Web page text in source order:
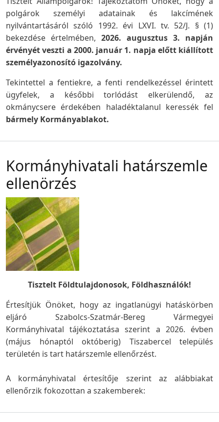
polgárok személyi adatainak és lakcímének
nyilvántartásáról szóló 1992. évi LXVI. tv. 52/J. § (1)
bekezdése értelmében, 2026. augusztus 3. napján
érvényét veszti a 2000. január 1. napja előtt kiállított
személyazonosító igazolvány.
Tekintettel a fentiekre, a fenti rendelkezéssel érintett
ügyfelek, a későbbi torlódást elkerülendő, az
okmánycsere érdekében haladéktalanul keressék fel
bármely Kormányablakot.
Kormányhivatali határszemle
ellenörzés
Tisztelt Földtulajdonosok, Földhasználók!
Értesítjük Önöket, hogy az ingatlanügyi hatáskörben
eljáró Szabolcs-Szatmár-Bereg Vármegyei
Kormányhivatal tájékoztatása szerint a 2026. évben
(május hónaptól októberig) Tiszabercel település
területén is tart határszemle ellenőrzést.
A kormányhivatal értesítője szerint az alábbiakat
ellenőrzik fokozottan a szakemberek: